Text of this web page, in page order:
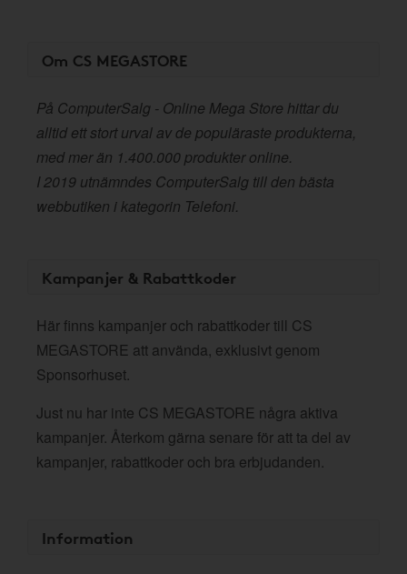
Om CS MEGASTORE
På ComputerSalg - Online Mega Store hittar du
alltid ett stort urval av de populäraste produkterna,
med mer än 1.400.000 produkter online.
I 2019 utnämndes ComputerSalg till den bästa
webbutiken i kategorin Telefoni.
Kampanjer & Rabattkoder
Här finns kampanjer och rabattkoder till CS
MEGASTORE att använda, exklusivt genom
Sponsorhuset.
Just nu har inte CS MEGASTORE några aktiva
kampanjer. Återkom gärna senare för att ta del av
kampanjer, rabattkoder och bra erbjudanden.
Information